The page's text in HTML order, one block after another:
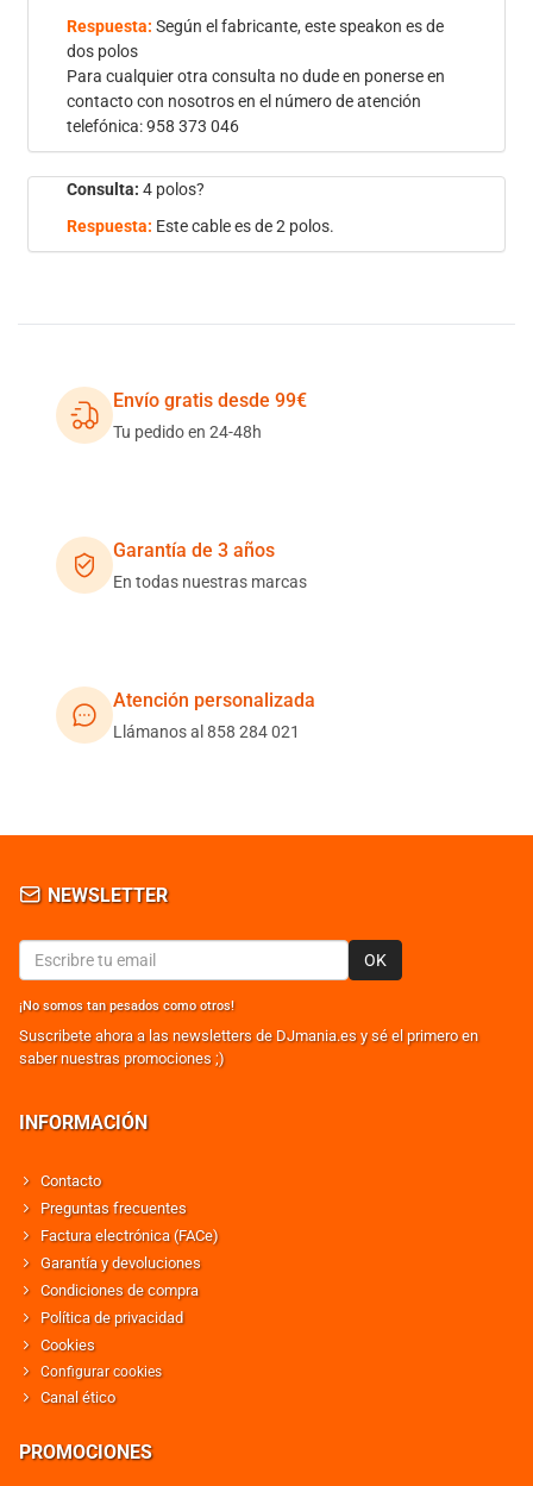
Respuesta: Según el fabricante, este speakon es de
dos polos
Para cualquier otra consulta no dude en ponerse en
contacto con nosotros en el número de atención
telefónica: 958 373 046
Consulta: 4 polos?
Respuesta: Este cable es de 2 polos.
Envío gratis desde 99€
Tu pedido en 24-48h
Garantía de 3 años
En todas nuestras marcas
Atención personalizada
Llámanos al 858 284 021
NEWSLETTER
OK
¡No somos tan pesados como otros!
Suscribete ahora a las newsletters de DJmania.es y sé el primero en
saber nuestras promociones ;)
INFORMACIÓN
Contacto
Preguntas frecuentes
Factura electrónica (FACe)
Garantía y devoluciones
Condiciones de compra
Política de privacidad
Cookies
Configurar cookies
Canal ético
PROMOCIONES